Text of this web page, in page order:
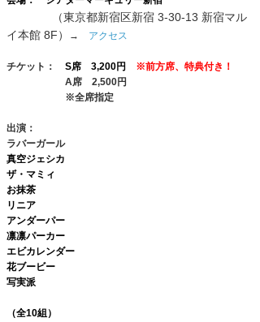
（東京都新宿区新宿 3-30-13 新宿マル
イ本館 8F）
→ アクセス
チケット： S席 3,200円 ※前方席、特典付き！
A席 2,500円
※全席指定
出演：
ラバーガール
真空ジェシカ
ザ・マミィ
お抹茶
リニア
アンダーパー
凛凛パーカー
エビカレンダー
花ブービー
写実派
（全10組）